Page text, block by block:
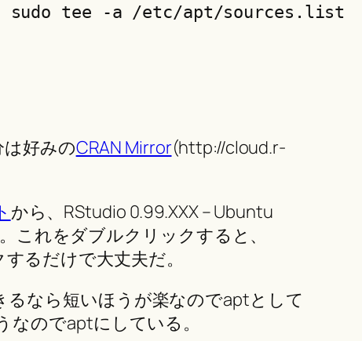
sudo tee -a /etc/apt/sources.list
好みのCRAN Mirror(http://cloud.r-
から、RStudio 0.99.XXX – Ubuntu
れをダブルクリックすると、
るだけで大丈夫だ。
なら短いほうが楽なのでaptとして
のでaptにしている。